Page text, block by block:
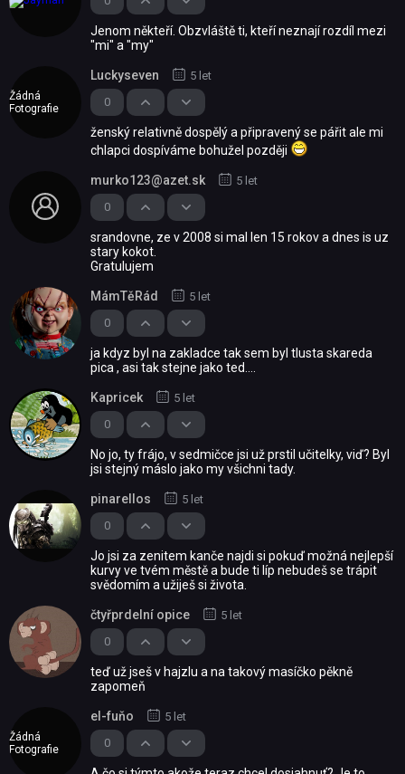
Jenom někteří. Obzvláště ti, kteří neznají rozdíl mezi
"mi" a "my"
Žádná
Fotografie
0
Luckyseven 5 let
ženský relativně dospělý a připravený se pářit ale mi
chlapci dospíváme bohužel později
0
murko123@azet.sk 5 let
srandovne, ze v 2008 si mal len 15 rokov a dnes is uz
stary kokot.
Gratulujem
0
MámTěRád 5 let
ja kdyz byl na zakladce tak sem byl tlusta skareda
pica , asi tak stejne jako ted....
0
Kapricek 5 let
No jo, ty frájo, v sedmičce jsi už prstil učitelky, viď? Byl
jsi stejný máslo jako my všichni tady.
0
pinarellos 5 let
Jo jsi za zenitem kanče najdi si pokuď možná nejlepší
kurvy ve tvém městě a bude ti líp nebudeš se trápit
svědomím a užiješ si života.
0
čtyřprdelní opice 5 let
teď už jseš v hajzlu a na takový masíčko pěkně
zapomeň
Žádná
Fotografie
0
el-fuňo 5 let